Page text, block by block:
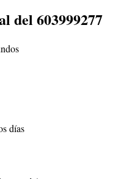
del 603999277
días